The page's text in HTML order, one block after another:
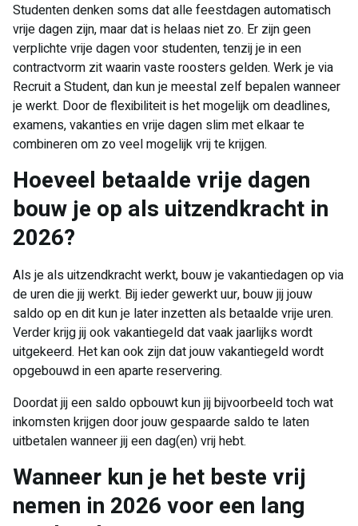
Studenten denken soms dat alle feestdagen automatisch
vrije dagen zijn, maar dat is helaas niet zo. Er zijn geen
verplichte vrije dagen voor studenten, tenzij je in een
contractvorm zit waarin vaste roosters gelden. Werk je via
Recruit a Student, dan kun je meestal zelf bepalen wanneer
je werkt. Door de flexibiliteit is het mogelijk om deadlines,
examens, vakanties en vrije dagen slim met elkaar te
combineren om zo veel mogelijk vrij te krijgen.
Hoeveel betaalde vrije dagen
bouw je op als uitzendkracht in
2026?
Als je als uitzendkracht werkt, bouw je vakantiedagen op via
de uren die jij werkt. Bij ieder gewerkt uur, bouw jij jouw
saldo op en dit kun je later inzetten als betaalde vrije uren.
Verder krijg jij ook vakantiegeld dat vaak jaarlijks wordt
uitgekeerd. Het kan ook zijn dat jouw vakantiegeld wordt
opgebouwd in een aparte reservering.
Doordat jij een saldo opbouwt kun jij bijvoorbeeld toch wat
inkomsten krijgen door jouw gespaarde saldo te laten
uitbetalen wanneer jij een dag(en) vrij hebt.
Wanneer kun je het beste vrij
nemen in 2026 voor een lang